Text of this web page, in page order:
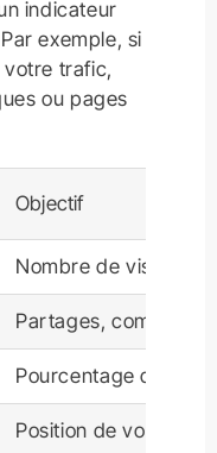
indicateur
exemple, si
votre trafic,
ou pages
Objectif
Nombre de visiteurs
Partages,
Pourcentage de
Position de votre